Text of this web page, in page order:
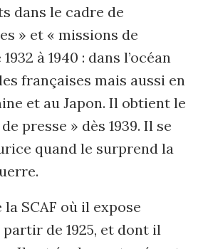
dans le cadre de
» et « missions de
à 1940 : dans l’océan
françaises mais aussi en
et au Japon. Il obtient le
presse » dès 1939. Il se
quand le surprend la
SCAF où il expose
de 1925, et dont il